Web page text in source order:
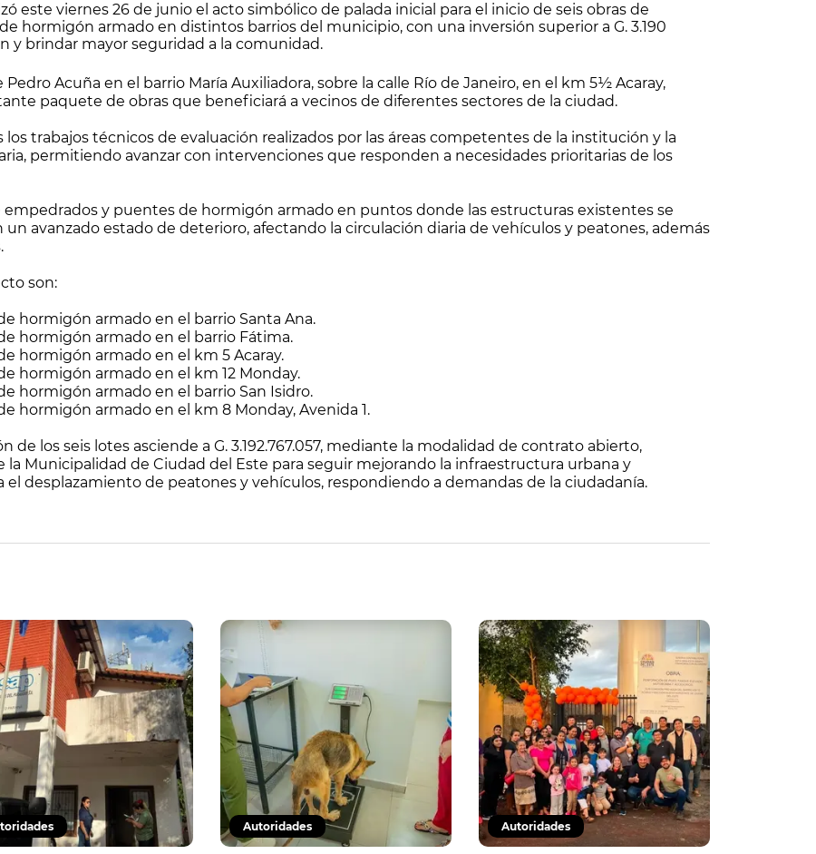
este viernes 26 de junio el acto simbólico de palada inicial para el inicio de seis obras de
hormigón armado en distintos barrios del municipio, con una inversión superior a G. 3.190
y brindar mayor seguridad a la comunidad.
Acuña en el barrio María Auxiliadora, sobre la calle Río de Janeiro, en el km 5½ Acaray,
paquete de obras que beneficiará a vecinos de diferentes sectores de la ciudad.
trabajos técnicos de evaluación realizados por las áreas competentes de la institución y la
permitiendo avanzar con intervenciones que responden a necesidades prioritarias de los
y puentes de hormigón armado en puntos donde las estructuras existentes se
avanzado estado de deterioro, afectando la circulación diaria de vehículos y peatones, además
son:
hormigón armado en el barrio Santa Ana.
hormigón armado en el barrio Fátima.
hormigón armado en el km 5 Acaray.
hormigón armado en el km 12 Monday.
hormigón armado en el barrio San Isidro.
hormigón armado en el km 8 Monday, Avenida 1.
de los seis lotes asciende a G. 3.192.767.057, mediante la modalidad de contrato abierto,
Municipalidad de Ciudad del Este para seguir mejorando la infraestructura urbana y
desplazamiento de peatones y vehículos, respondiendo a demandas de la ciudadanía.
Autoridades Autoridades